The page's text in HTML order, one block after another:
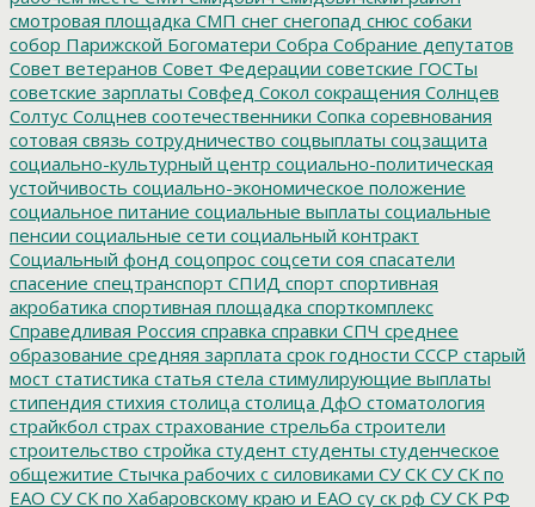
смотровая площадка СМП снег снегопад снюс собаки
собор Парижской Богоматери Собра Собрание депутатов
Совет ветеранов Совет Федерации советские ГОСТы
советские зарплаты Совфед Сокол сокращения Солнцев
Солтус Солцнев соотечественники Сопка соревнования
сотовая связь сотрудничество соцвыплаты соцзащита
социально-культурный центр социально-политическая
устойчивость социально-экономическое положение
социальное питание социальные выплаты социальные
пенсии социальные сети социальный контракт
Социальный фонд соцопрос соцсети соя спасатели
спасение спецтранспорт СПИД спорт спортивная
акробатика спортивная площадка спорткомплекс
Справедливая Россия справка справки СПЧ среднее
образование средняя зарплата срок годности СССР старый
мост статистика статья стела стимулирующие выплаты
стипендия стихия столица столица ДфО стоматология
страйкбол страх страхование стрельба строители
строительство стройка студент студенты студенческое
общежитие Стычка рабочих с силовиками СУ СК СУ СК по
ЕАО СУ СК по Хабаровскому краю и ЕАО су ск рф СУ СК РФ